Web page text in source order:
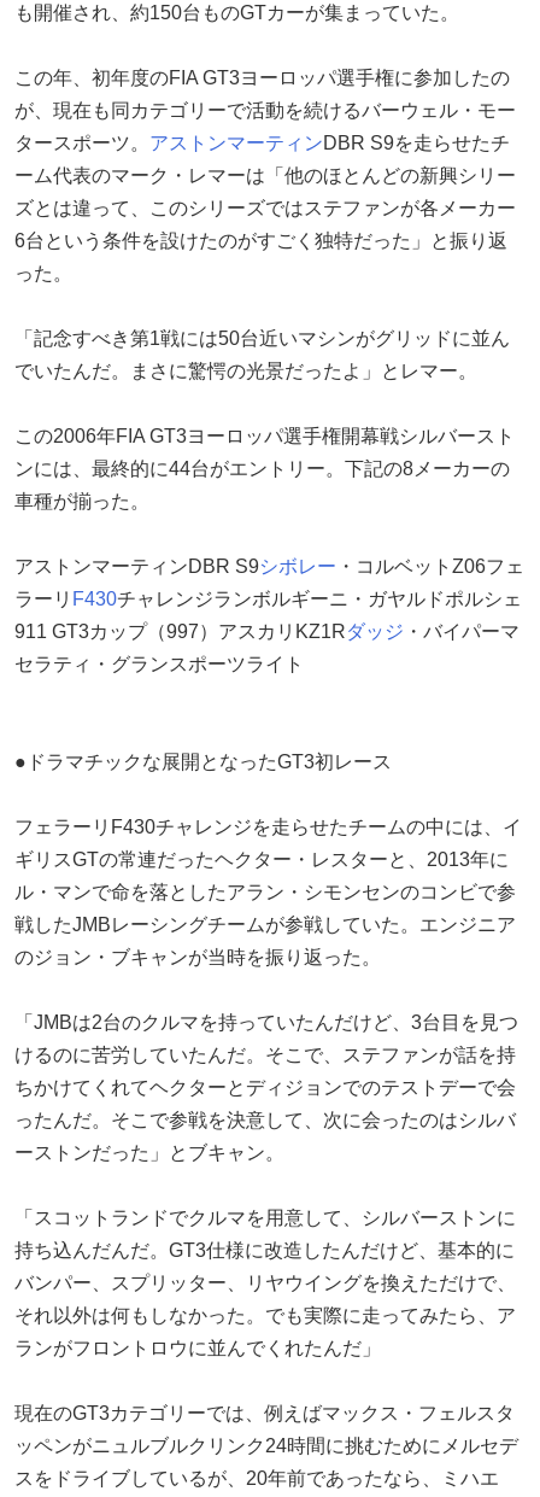
も開催され、約150台ものGTカーが集まっていた。
この年、初年度のFIA GT3ヨーロッパ選手権に参加したの
が、現在も同カテゴリーで活動を続けるバーウェル・モー
タースポーツ。 アストンマーティンDBR S9を走らせたチ
ーム代表のマーク・レマーは「他のほとんどの新興シリー
ズとは違って、このシリーズではステファンが各メーカー
6台という条件を設けたのがすごく独特だった」と振り返
った。
「記念すべき第1戦には50台近いマシンがグリッドに並ん
でいたんだ。まさに驚愕の光景だったよ」とレマー。
この2006年FIA GT3ヨーロッパ選手権開幕戦シルバースト
ンには、最終的に44台がエントリー。下記の8メーカーの
車種が揃った。
アストンマーティンDBR S9シボレー ・コルベットZ06フェ
ラーリ F430チャレンジランボルギーニ・ガヤルドポルシェ
911 GT3カップ（997）アスカリKZ1Rダッジ ・バイパーマ
セラティ・グランスポーツライト
●ドラマチックな展開となったGT3初レース
フェラーリF430チャレンジを走らせたチームの中には、イ
ギリスGTの常連だったヘクター・レスターと、2013年に
ル・マンで命を落としたアラン・シモンセンのコンビで参
戦したJMBレーシングチームが参戦していた。エンジニア
のジョン・ブキャンが当時を振り返った。
「JMBは2台のクルマを持っていたんだけど、3台目を見つ
けるのに苦労していたんだ。そこで、ステファンが話を持
ちかけてくれてヘクターとディジョンでのテストデーで会
ったんだ。そこで参戦を決意して、次に会ったのはシルバ
ーストンだった」とブキャン。
「スコットランドでクルマを用意して、シルバーストンに
持ち込んだんだ。GT3仕様に改造したんだけど、基本的に
バンパー、スプリッター、リヤウイングを換えただけで、
それ以外は何もしなかった。でも実際に走ってみたら、ア
ランがフロントロウに並んでくれたんだ」
現在のGT3カテゴリーでは、例えばマックス・フェルスタ
ッペンがニュルブルクリンク24時間に挑むためにメルセデ
スをドライブしているが、20年前であったなら、ミハエ